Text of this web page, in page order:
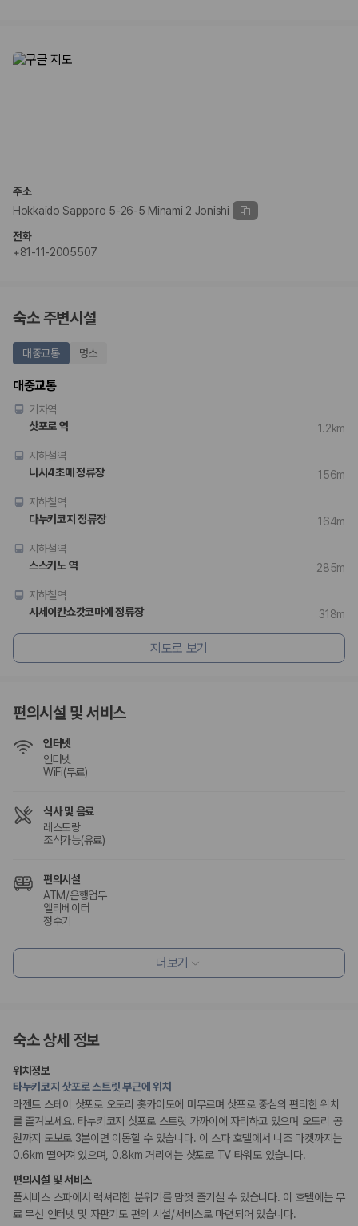
1. 단순 최저가가 아니라 실제 결제 조건을 비교하세요
완전자차와 슈퍼자차는 업체별 보장 범위가 다를 수 있습니다. 카모아에서
는 제주 렌트카 가격과 함께 보험 조건을 비교해 여행 스타일에 맞는 보장
수준을 선택할 수 있습니다.
3. 제주공항 접근성과 셔틀 조건을 함께 확인하세요
하는 것이 좋습니다.
제주도 렌트카 차종별 가격비교
경차·소형차
혼자 또는 2인 여행에 적합하며 제주 렌트카 최저가를 찾는 사용자
가 가장 먼저 비교하는 차종입니다.
준중형·중형차
종입니다.
량 연식을 함께 비교하는 것이 좋습니다.
승합차·대형차
험 조건을 함께 확인해야 합니다.
제주렌트카 보험까지 비교해야 진짜 가격비교입
니다
동일한 차량이라도 보험 조건에 따라 실제 부담 금액이 달라질 수 있습니
다. 카모아는 제주 렌트카 가격뿐 아니라 일반자차, 완전자차, 슈퍼자차 조
완전자차:보상 한도 내에서 면책금 부담이 줄어드는 보험 조건입니
슈퍼자차:
2000만 고객이 선택한 렌트카 가격비교 플랫폼
카모아는 제주렌트카부터 국내·해외 렌트카까지 비교할 수 있는 렌트카 가
격비교 플랫폼입니다.
20,871,562
사용자 리뷰
175,206건
예약 가능 차량
전국 렌트카 지점
Q. 제주렌트카 가격비교는 카모아에서 어떻게 하나요?
A. 대여일, 반납일, 인수 지역을 선택하면 제주도 렌트카 업체별 가격, 차종,
보험 조건, 예약 가능 차량을 한 번에 비교할 수 있습니다.
Q. 제주 렌트카 최저가는 무엇을 기준으로 비교해야 하나요?
Q. 제주공항 근처 렌트카도 비교할 수 있나요?
Q. 제주 렌트카 가격비교 시 보험도 함께 비교할 수 있나요?
Q. 가족 여행에는 어떤 제주 렌트카를 비교해야 하나요?
제주렌트카 가격비교 주요 링크
제주도 렌트카 실시간 최저가 가격비교
제주 렌트카 예약
주소
Hokkaido Sapporo 5-26-5 Minami 2 Jonishi
전화
+81-11-2005507
숙소 주변시설
대중교통 명소
대중교통
기차역
삿포로 역
1.2km
지하철역
니시4초메 정류장
156m
지하철역
다누키코지 정류장
164m
지하철역
스스키노 역
285m
지하철역
시세이칸쇼갓코마에 정류장
318m
지도로 보기
편의시설 및 서비스
인터넷
인터넷
WiFi(무료)
식사 및 음료
레스토랑
조식가능(유료)
편의시설
ATM/은행업무
엘리베이터
정수기
드라이클리닝/세탁서비스
웰빙 및 피트니스
장애인 편의시설
휠체어로 이용 가능
더보기
숙소 상세 정보
위치정보
타누키코지 삿포로 스트릿 부근에 위치
라젠트 스테이 삿포로 오도리 홋카이도에 머무르며 삿포로 중심의 편리한 위치
를 즐겨보세요. 타누키코지 삿포로 스트릿 가까이에 자리하고 있으며 오도리 공
원까지 도보로 3분이면 이동할 수 있습니다. 이 스파 호텔에서 니조 마켓까지는
0.6km 떨어져 있으며, 0.8km 거리에는 삿포로 TV 타워도 있습니다.
편의시설 및 서비스
풀서비스 스파에서 럭셔리한 분위기를 맘껏 즐기실 수 있습니다. 이 호텔에는 무
료 무선 인터넷 및 자판기도 편의 시설/서비스로 마련되어 있습니다.